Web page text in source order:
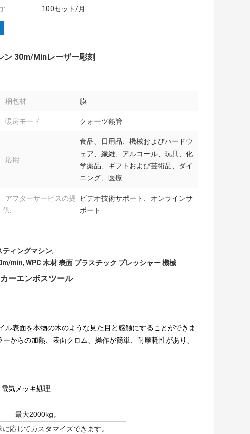
:
100セット/月
ン 30m/Minレーザー彫刻
梱包材: 膜
暖房モード: クォーツ熱管
応用:
食品、日用品、機械およびハードウ
ェア、繊維、アルコール、玩具、化
学薬品、ギフトおよび芸術品、ダイ
ニング、医療
アフターサービスの提
供:
ビデオ技術サポート、オンラインサ
ポート
ティングマシン,
min, WPC 木材 表面 プラスチック プレッシャー 機械
ーエンボスツール
表面を本物の木のような見た目と感触にすることができま
からの加熱、表面クロム、操作が簡単、耐摩耗性があり、
気メッキ処理
最大2000kg。
応じてカスタマイズできます。